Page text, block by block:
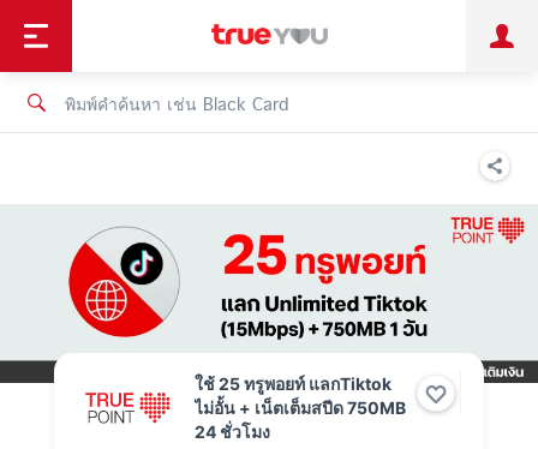
ลูกค้าบุคคล ลูกค้าองค์กร
ช้อป
เทรนด์เทคโนโลยี
ใช้ 25 ทรูพอยท์ แลกTiktok
ไม่อั้น + เน็ตเต็มสปีด 750MB
24 ชั่วโมง